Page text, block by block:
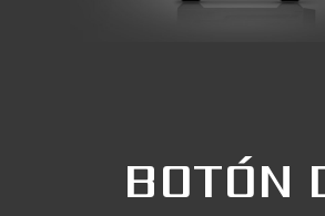
BOTÓN